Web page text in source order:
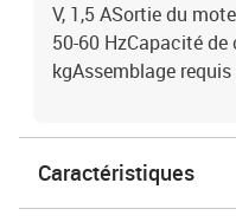
V, 1,5 ASortie du
50-60 HzCapacité
kgAssemblage requis
Caractéristiques